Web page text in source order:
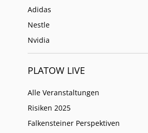
Adidas
Nestle
Nvidia
PLATOW LIVE
Alle Veranstaltungen
Risiken 2025
Falkensteiner Perspektiven